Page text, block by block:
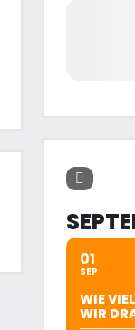
01
SEP
WIE
WIR